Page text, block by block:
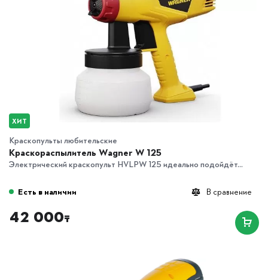
ХИТ
Краскопульты любительские
Краскораспылитель Wagner W 125
Электрический краскопульт HVLPW 125 идеально подойдёт...
В сравнение
Есть в наличии
42 000₸